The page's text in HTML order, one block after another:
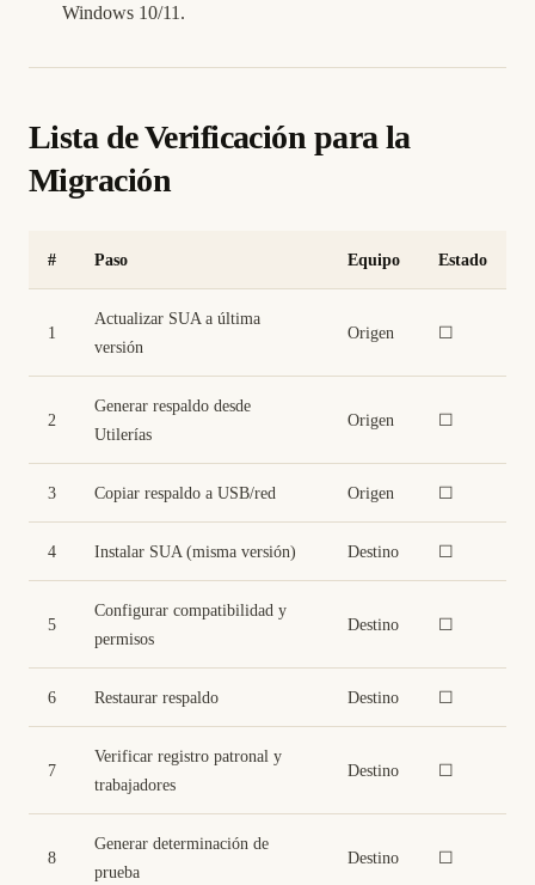
Windows 10/11.
Lista de Verificación para la
Migración
# Paso Equipo Estado
1
Actualizar SUA a última
versión
Origen ☐
2
Generar respaldo desde
Utilerías
Origen ☐
3 Copiar respaldo a USB/red Origen ☐
4 Instalar SUA (misma versión) Destino ☐
5
Configurar compatibilidad y
permisos
Destino ☐
6 Restaurar respaldo Destino ☐
7
Verificar registro patronal y
trabajadores
Destino ☐
8
Generar determinación de
prueba
Destino ☐